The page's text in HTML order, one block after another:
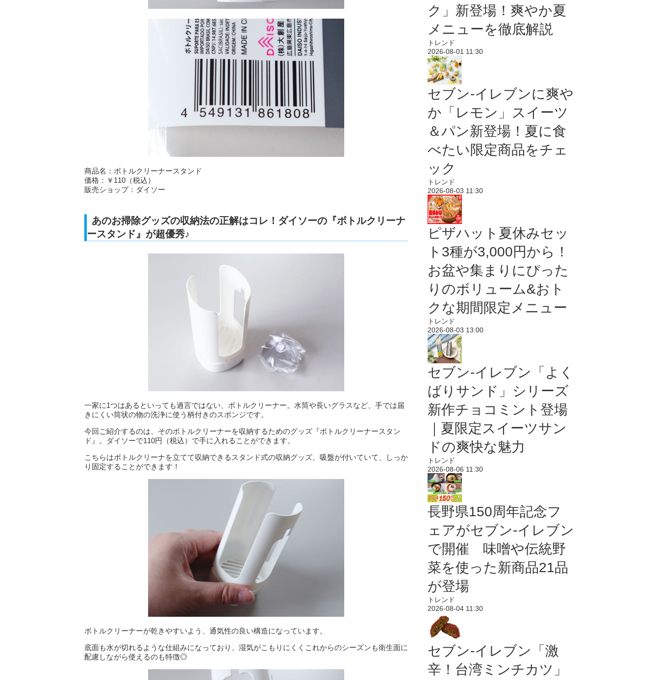
商品名：ボトルクリーナースタンド
価格：￥110（税込）
販売ショップ：ダイソー
あのお掃除グッズの収納法の正解はコレ！ダイソーの『ボトルクリーナ
ースタンド』が超優秀♪
一家に1つはあるといっても過言ではない、ボトルクリーナー。水筒や長いグラスなど、手では届
きにくい筒状の物の洗浄に使う柄付きのスポンジです。
今回ご紹介するのは、そのボトルクリーナーを収納するためのグッズ『ボトルクリーナースタン
ド』。ダイソーで110円（税込）で手に入れることができます。
こちらはボトルクリーナを立てて収納できるスタンド式の収納グッズ。吸盤が付いていて、しっか
り固定することができます！
ボトルクリーナーが乾きやすいよう、通気性の良い構造になっています。
底面も水が切れるような仕組みになっており、湿気がこもりにくくこれからのシーズンも衛生面に
配慮しながら使えるのも特徴◎
ク」新登場！爽やか夏
メニューを徹底解説
トレンド
2026-08-01 11:30
セブン‐イレブンに爽や
か「レモン」スイーツ
＆パン新登場！夏に食
べたい限定商品をチェ
ック
トレンド
2026-08-03 11:30
ピザハット夏休みセッ
ト3種が3,000円から！
お盆や集まりにぴった
りのボリューム&おト
クな期間限定メニュー
トレンド
2026-08-03 13:00
セブン‐イレブン「よく
ばりサンド」シリーズ
新作チョコミント登場
｜夏限定スイーツサン
ドの爽快な魅力
トレンド
2026-08-06 11:30
長野県150周年記念フ
ェアがセブン-イレブン
で開催 味噌や伝統野
菜を使った新商品21品
が登場
トレンド
2026-08-04 11:30
セブン-イレブン「激
辛！台湾ミンチカツ」